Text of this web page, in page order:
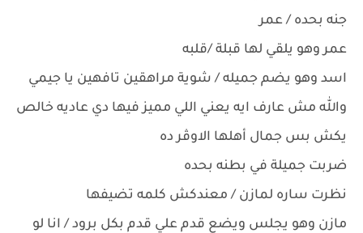
جنه بحده / عمر
عمر وهو يلقي لها قبلة /قلبه
اسد وهو يضم جميله / شوية مراهقين تافهين يا جيمي
والله مش عارف ايه يعني اللي مميز فيها دي عاديه خالص
يكش بس جمال أهلها الاوڤر ده
ضربت جميلة في بطنه بحده
نظرت ساره لمازن / معندكش كلمه تضيفها
مازن وهو يجلس ويضع قدم علي قدم بكل برود / انا لو